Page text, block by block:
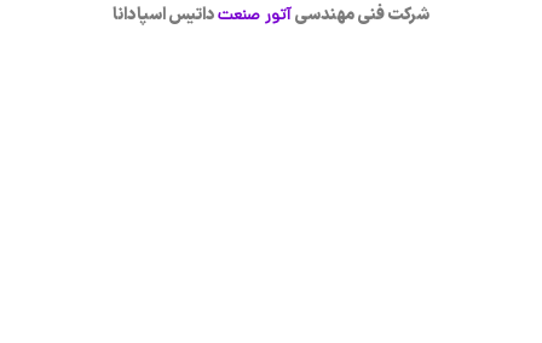
شرکت فنی مهندسیآتور صنعتداتیس اسپادانا